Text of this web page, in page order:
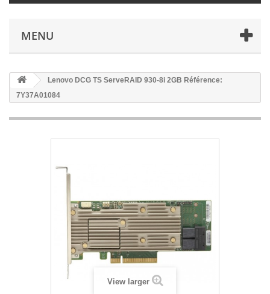
MENU
Lenovo DCG TS ServeRAID 930-8i 2GB Référence:
7Y37A01084
View larger